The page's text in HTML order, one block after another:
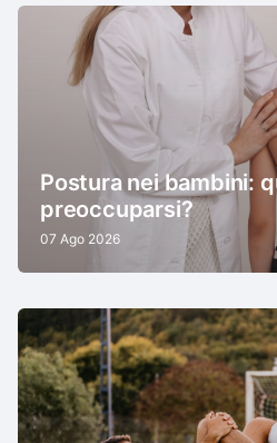
Postura nei bambini:
preoccuparsi?
07 Ago 2026